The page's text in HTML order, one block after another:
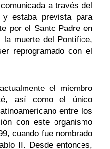
a través del
y estaba prevista para
por el Santo Padre en
la muerte del Pontífice,
reprogramado con el
el miembro
así como el único
entre los
con este organismo
cuando fue nombrado
II. Desde entonces,